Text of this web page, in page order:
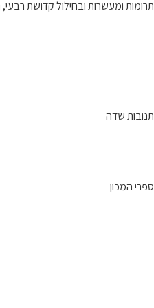
תרומות ומעשרות ובחילול קדושת
תנובות שדה
ספרי המכון